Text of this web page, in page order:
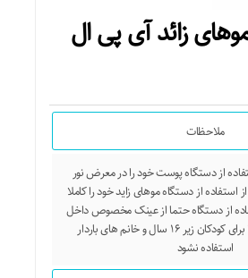
زائد آی پی ال
ملاحظات
از دستگاه پوست خود را در معرض نور
ندهید ۲ قبل از استفاده از دستگاه موهای زاید خود را کاملا
استفاده از دستگاه حتما از عینک مخصوص داخل
جعبه استفاده کنید ۴ برای کودکان زیر ۱۶ سال و خانم های باردار
استفاده نشود